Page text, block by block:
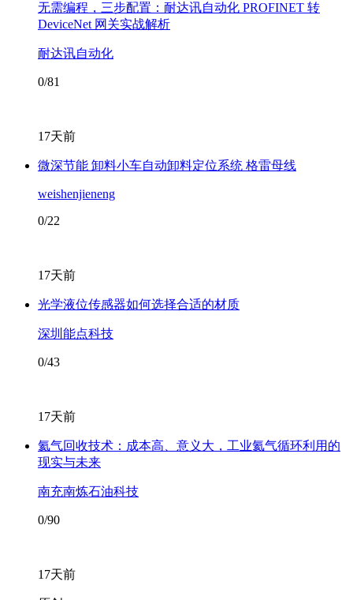
无需编程，三步配置：耐达讯自动化 PROFINET 转
DeviceNet 网关实战解析
耐达讯自动化
0/81
17天前
微深节能 卸料小车自动卸料定位系统 格雷母线
weishenjieneng
0/22
17天前
光学液位传感器如何选择合适的材质
深圳能点科技
0/43
17天前
氦气回收技术：成本高、意义大，工业氦气循环利用的
现实与未来
南充南炼石油科技
0/90
17天前